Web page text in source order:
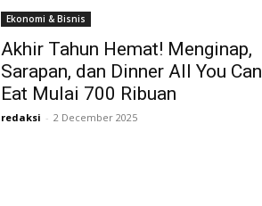
Ekonomi & Bisnis
Akhir Tahun Hemat! Menginap,
Sarapan, dan Dinner All You Can
Eat Mulai 700 Ribuan
redaksi - 2 December 2025